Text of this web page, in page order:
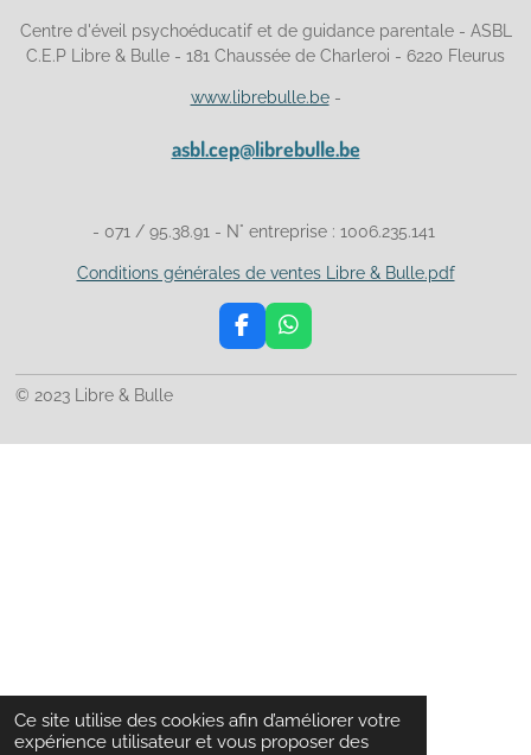
Ce site utilise des cookies afin d’améliorer votre
expérience utilisateur et vous proposer des
Centre d'éveil psychoéducatif et de guidance parentale - ASBL
C.E.P Libre & Bulle - 181 Chaussée de Charleroi - 6220 Fleurus
www.librebulle.be-
asbl.cep@librebulle.be
- 071 / 95.38.91 - N° entreprise : 1006.235.141
Conditions générales de ventes Libre & Bulle.pdf
F
a
c
o
W
h
a
A
© 2023 Libre & Bulle